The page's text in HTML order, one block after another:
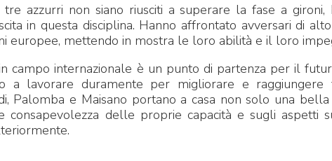
azzurri non siano riusciti a superare la fase a gironi,
in questa disciplina. Hanno affrontato avversari di
europee, mettendo in mostra le loro abilità e il loro
in campo internazionale è un punto di partenza per il
a lavorare duramente per migliorare e raggiungere
Palomba e Maisano portano a casa non solo una bella
consapevolezza delle proprie capacità e sugli aspetti